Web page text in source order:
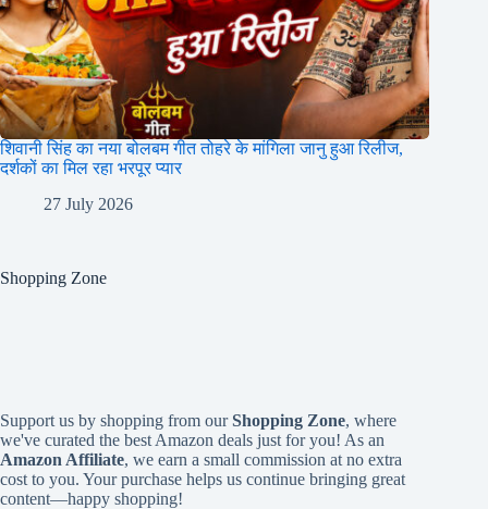
शिवानी सिंह का नया बोलबम गीत तोहरे के मांगिला जानु हुआ रिलीज,
दर्शकों का मिल रहा भरपूर प्यार
27 July 2026
Shopping Zone
Support us by shopping from ourShopping Zone, where
we've curated the best Amazon deals just for you! As an
Amazon Affiliate, we earn a small commission at no extra
cost to you. Your purchase helps us continue bringing great
content—happy shopping!